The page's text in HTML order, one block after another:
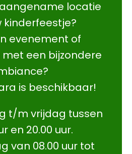
locatie
kinderfeestje?
evenement of
een bijzondere
is beschikbaar!
t/m vrijdag tussen
en 20.00 uur.
van 08.00 uur tot